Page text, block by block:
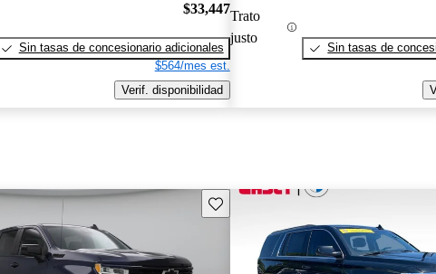
$33,447
Sin tasas de concesionario adicionales
$564/mes est.
Verif. disponibilidad
Trato
justo
Sin tasas de
Guarda este Aviso